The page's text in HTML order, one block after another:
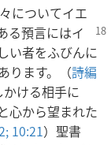
についてイエ
る預言にはイ
い者をふびんに
ります。（詩編
ける相手に
心から望まれた
10:21）聖書